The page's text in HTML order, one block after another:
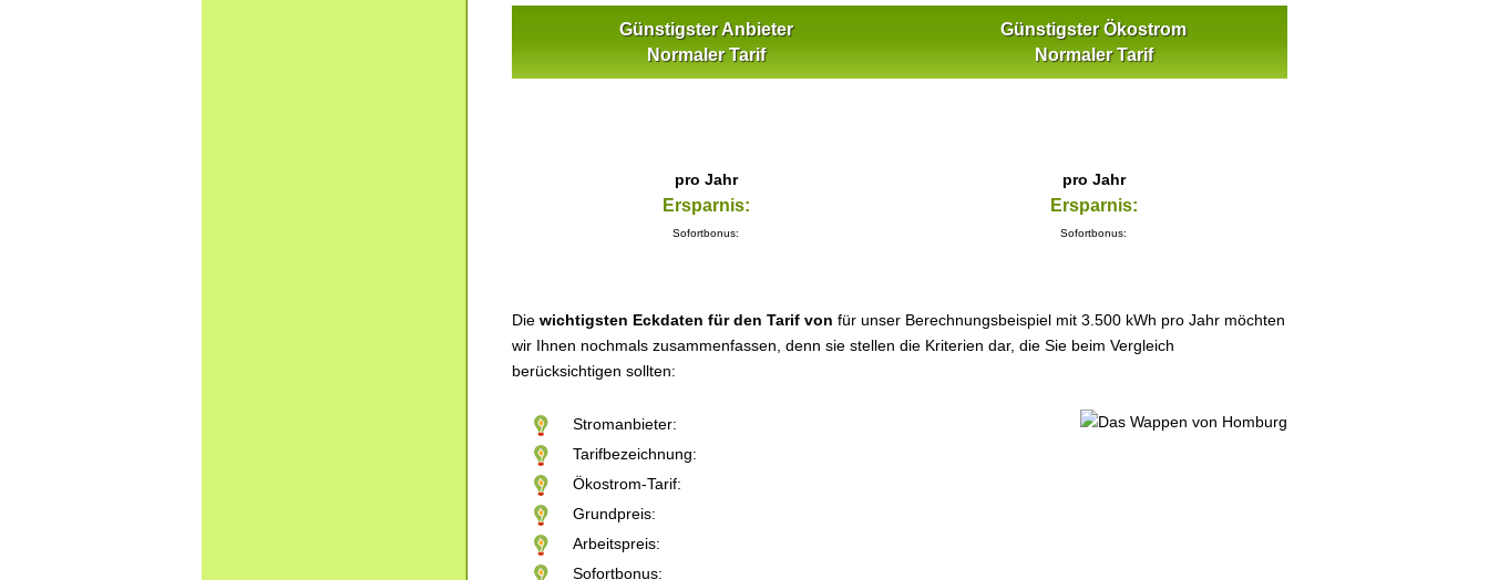
Günstigster Anbieter
Normaler Tarif
Günstigster Ökostrom
Normaler Tarif
pro Jahr
Ersparnis:
Sofortbonus:
pro Jahr
Ersparnis:
Sofortbonus:
Die wichtigsten Eckdaten für den Tarif von für unser Berechnungsbeispiel mit 3.500 kWh pro Jahr möchten
wir Ihnen nochmals zusammenfassen, denn sie stellen die Kriterien dar, die Sie beim Vergleich
berücksichtigen sollten:
Stromanbieter:
Tarifbezeichnung:
Ökostrom-Tarif:
Grundpreis:
Arbeitspreis:
Sofortbonus: